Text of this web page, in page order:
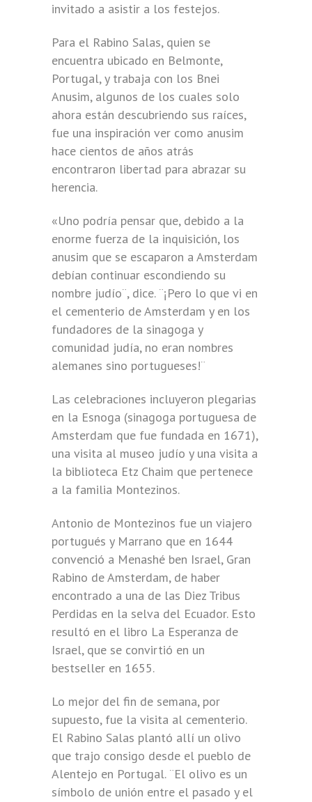
invitado a asistir a los festejos.
Para el Rabino Salas, quien se
encuentra ubicado en Belmonte,
Portugal, y trabaja con los Bnei
Anusim, algunos de los cuales solo
ahora están descubriendo sus raíces,
fue una inspiración ver como anusim
hace cientos de años atrás
encontraron libertad para abrazar su
herencia.
«Uno podría pensar que, debido a la
enorme fuerza de la inquisición, los
anusim que se escaparon a Amsterdam
debían continuar escondiendo su
nombre judío¨, dice. ¨¡Pero lo que vi en
el cementerio de Amsterdam y en los
fundadores de la sinagoga y
comunidad judía, no eran nombres
alemanes sino portugueses!¨
Las celebraciones incluyeron plegarias
en la Esnoga (sinagoga portuguesa de
Amsterdam que fue fundada en 1671),
una visita al museo judío y una visita a
la biblioteca Etz Chaim que pertenece
a la familia Montezinos.
Antonio de Montezinos fue un viajero
portugués y Marrano que en 1644
convenció a Menashé ben Israel, Gran
Rabino de Amsterdam, de haber
encontrado a una de las Diez Tribus
Perdidas en la selva del Ecuador. Esto
resultó en el libro La Esperanza de
Israel, que se convirtió en un
bestseller en 1655.
Lo mejor del fin de semana, por
supuesto, fue la visita al cementerio.
El Rabino Salas plantó allí un olivo
que trajo consigo desde el pueblo de
Alentejo en Portugal. ¨El olivo es un
símbolo de unión entre el pasado y el